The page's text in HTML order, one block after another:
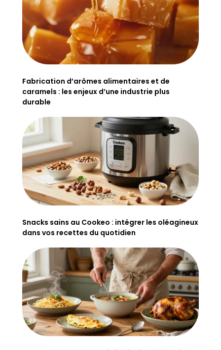
Fabrication d’arômes alimentaires et de
caramels : les enjeux d’une industrie plus
durable
Snacks sains au Cookeo : intégrer les oléagineux
dans vos recettes du quotidien